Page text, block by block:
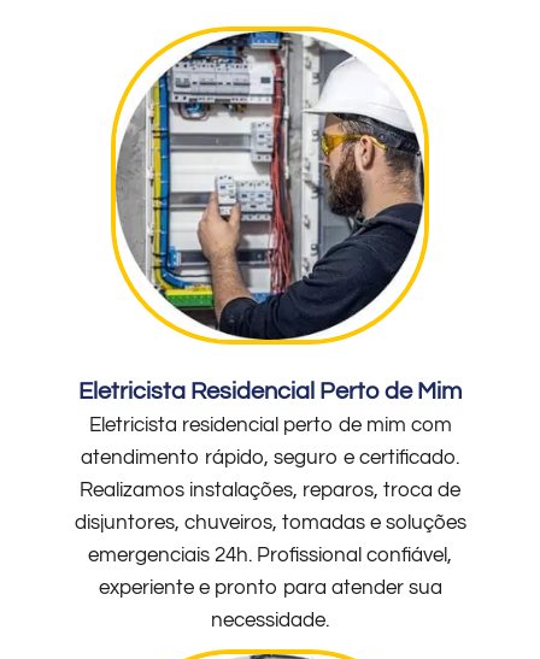
Eletricista Residencial Perto de Mim
Eletricista residencial perto de mim com
atendimento rápido, seguro e certificado.
Realizamos instalações, reparos, troca de
disjuntores, chuveiros, tomadas e soluções
emergenciais 24h. Profissional confiável,
experiente e pronto para atender sua
necessidade.